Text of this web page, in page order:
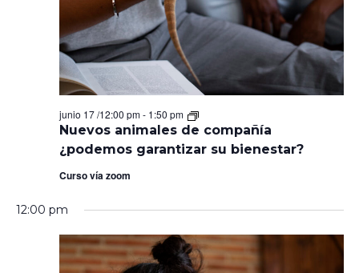
Nuevos animales de compañía
¿podemos garantizar su bienestar?
junio 17 /12:00 pm- 1:50 pm
Nuevos
animales
de
compañía
Curso vía zoom
12:00 pm